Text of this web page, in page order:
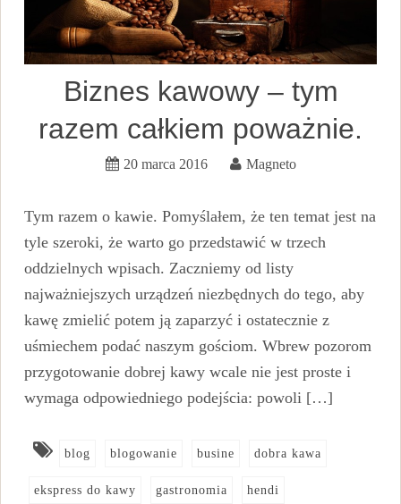
Biznes kawowy – tym
razem całkiem poważnie.
20 marca 2016 Magneto
Tym razem o kawie. Pomyślałem, że ten temat jest na
tyle szeroki, że warto go przedstawić w trzech
oddzielnych wpisach. Zaczniemy od listy
najważniejszych urządzeń niezbędnych do tego, aby
kawę zmielić potem ją zaparzyć i ostatecznie z
uśmiechem podać naszym gościom. Wbrew pozorom
przygotowanie dobrej kawy wcale nie jest proste i
wymaga odpowiedniego podejścia: powoli […]
blog blogowanie busine dobra kawa
ekspress do kawy gastronomia hendi